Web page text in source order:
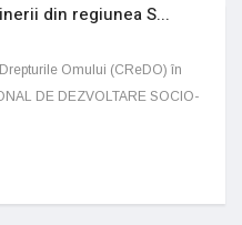
din regiunea S...
Omului (CReDO) în
DE DEZVOLTARE SOCIO-